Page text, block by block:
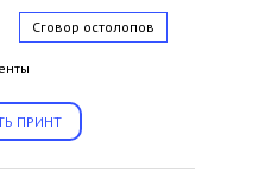
Сговор остолопов
ПРИНТ